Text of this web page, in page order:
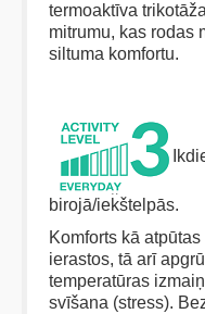
termoaktīva
mitrumu, kas rodas
siltuma komfortu.
birojā/iekštelpās.
Komforts kā
ierastos, tā arī
temperatūras
svīšana (stress).